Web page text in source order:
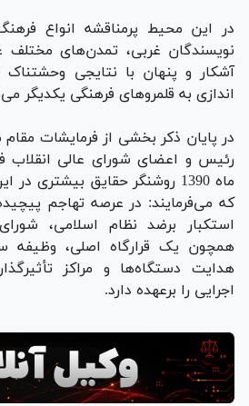
در این محیط پرمناقشه انواع
نویسندگان غربی، تمدن­‌های
آشکار و پنهان با نتایجی
اندازی به قلمروهای فرهنگی یکدیگر
در پایان ذکر بخشی از فرمایشات مقام
ماه 1390 روشن­گر حقایق بیشتری
که می­‌فرمایند: در عرصه تهاجم
استکبار برضد نظام اسلامی،
همچون یک قرارگاه اصلی، وظیفه
هدایت دستگاه‌ها و مراکز
اجرایی را برعهده دارد.